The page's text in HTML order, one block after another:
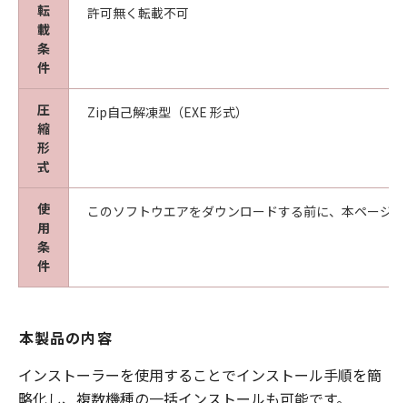
転
載
条
件
許可無く転載不可
圧
縮
形
式
Zip自己解凍型（EXE 形式）
使
用
条
件
このソフトウエアをダウンロードする前に、本ページ
本製品の内容
インストーラーを使用することでインストール手順を簡
略化し、複数機種の一括インストールも可能です。